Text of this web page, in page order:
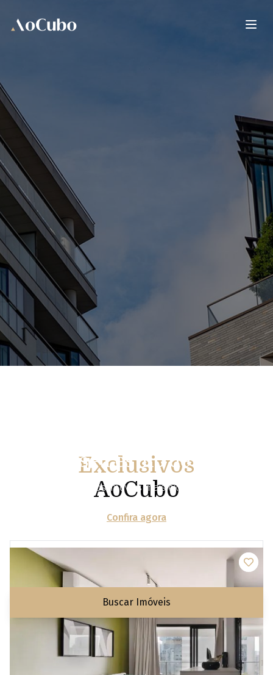
elevam seu estilo de vida
Conectamos você aos imóveis mais exclusivos do
Quartos
Valor até
Buscar Imóveis
Exclusivos
AoCubo
Confira agora